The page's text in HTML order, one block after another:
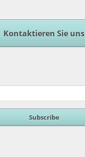
Kontaktieren Sie uns
Subscribe